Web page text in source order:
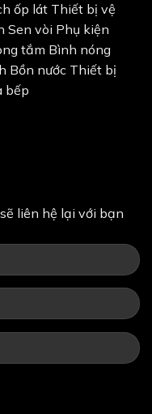
ốp lát Thiết bị vệ
Sen vòi Phụ kiện
tắm Bình nóng
Bồn nước Thiết bị
bếp
liên hệ lại với bạn